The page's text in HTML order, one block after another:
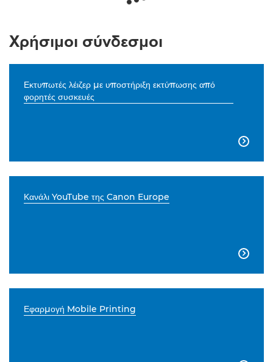
Χρήσιμοι σύνδεσμοι
Εκτυπωτές λέιζερ με υποστήριξη εκτύπωσης από
φορητές συσκευές

Κανάλι YouTube της Canon Europe

Εφαρμογή Mobile Printing